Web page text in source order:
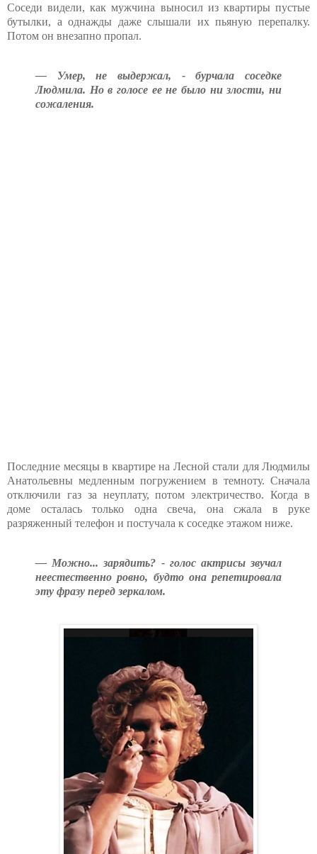
Соседи видели, как мужчина выносил из квартиры пустые
бутылки, а однажды даже слышали их пьяную перепалку.
Потом он внезапно пропал.
— Умер, не выдержал, - бурчала соседке
Людмила. Но в голосе ее не было ни злости, ни
сожаления.
Последние месяцы в квартире на Лесной стали для Людмилы
Анатольевны медленным погружением в темноту. Сначала
отключили газ за неуплату, потом электричество. Когда в
доме осталась только одна свеча, она сжала в руке
разряженный телефон и постучала к соседке этажом ниже.
— Можно... зарядить? - голос актрисы звучал
неестественно ровно, будто она репетировала
эту фразу перед зеркалом.